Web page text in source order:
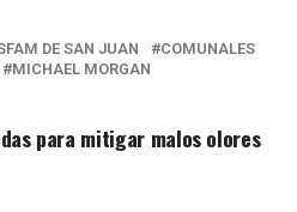
DE SAN JUAN
COMUNALES
MICHAEL MORGAN
para mitigar malos olores